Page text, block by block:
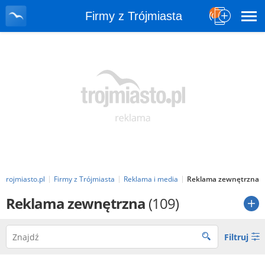
Firmy z Trójmiasta
Trojmiasto.pl Firmy z Trójmiasta Reklama i media Reklama zewnętrzna
Reklama zewnętrzna (109)
Filtruj